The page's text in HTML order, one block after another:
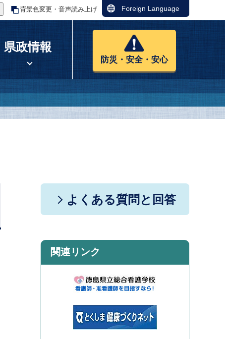
背景色変更・音声読み上げ Foreign Language
県政情報
防災・安全・安心
よくある質問と回答
関連リンク